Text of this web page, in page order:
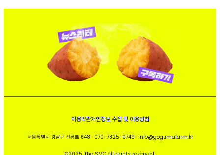
이용약관개인정보 수집 및 이용방침
서울특별시 강남구 선릉로 648 · 070-7825-0749 · info@gogumafarm.kr